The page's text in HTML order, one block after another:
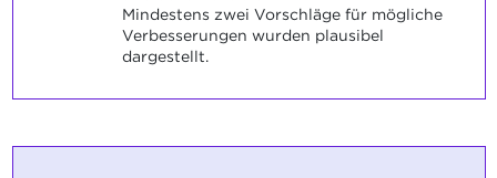
Mindestens zwei Vorschläge für mögliche
Verbesserungen wurden plausibel
dargestellt.